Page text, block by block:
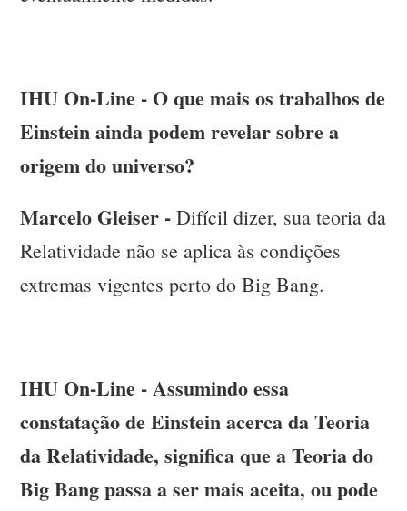
IHU On-Line - O que mais os trabalhos de
Einstein ainda podem revelar sobre a
origem do universo?
Marcelo Gleiser -Difícil dizer, sua teoria da
Relatividade não se aplica às condições
extremas vigentes perto do Big Bang.
IHU On-Line - Assumindo essa
constatação de Einstein acerca da Teoria
da Relatividade, significa que a Teoria do
Big Bang passa a ser mais aceita, ou pode